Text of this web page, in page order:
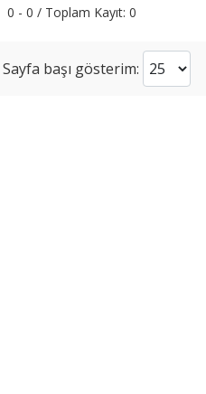
0 - 0 / Toplam Kayıt: 0
Sayfa başı gösterim: